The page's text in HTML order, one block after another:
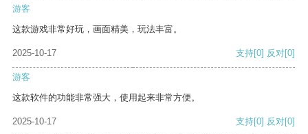
游客
这款游戏非常好玩，画面精美，玩法丰富。
2025-10-17 支持[0] 反对[0]
游客
这款软件的功能非常强大，使用起来非常方便。
2025-10-17 支持[0] 反对[0]